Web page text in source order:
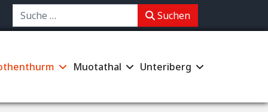
Suchen
Muotathal Unteriberg